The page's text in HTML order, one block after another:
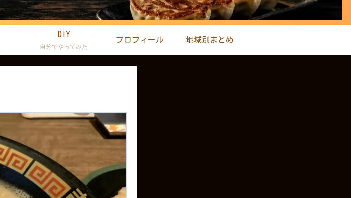
DIY
自分でやってみた
プロフィール 地域別まとめ